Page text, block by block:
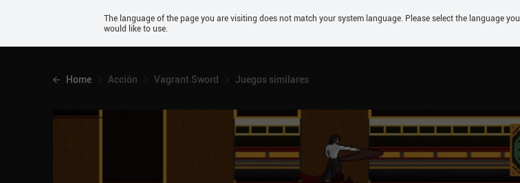
Android
PRÓXIMOS SIMILARES
Home Acción Vagrant Sword Juegos similares
The language of the page you are visiting does not match your system language. Please select the language you
would like to use.